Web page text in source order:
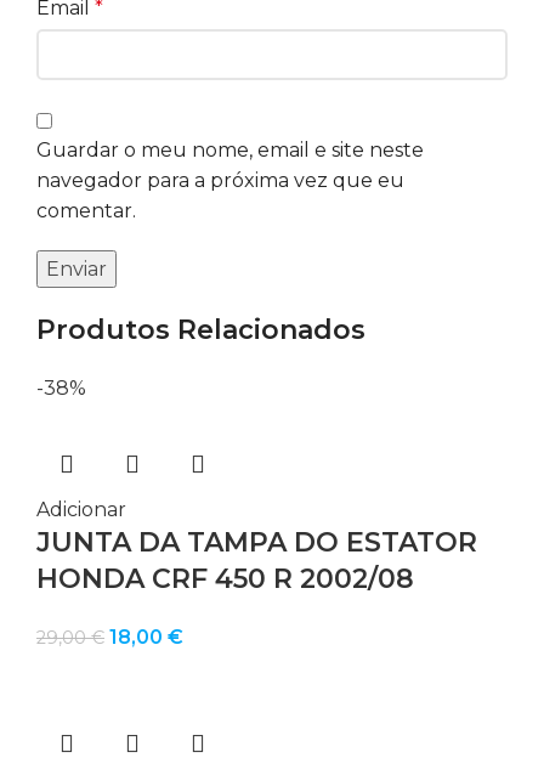
Email *
Guardar o meu nome, email e site neste
navegador para a próxima vez que eu
comentar.
Produtos Relacionados
-38%
Adicionar
JUNTA DA TAMPA DO ESTATOR
HONDA CRF 450 R 2002/08
29,00€ O
29,00 €.
18,00 €O
18,00 €.